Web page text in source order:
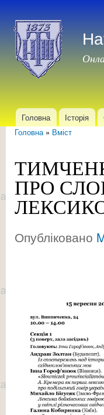
Головне меню
Головна Історія
Головна» Вміст
ПРО
Опубліковано